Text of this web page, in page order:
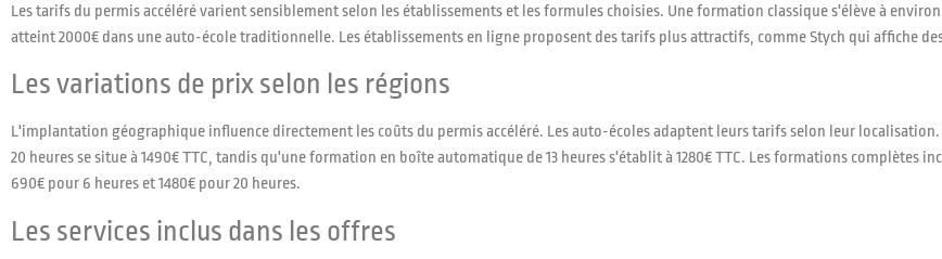
Les tarifs du permis accéléré varient sensiblement selon les établissements et les formules choisies. Une formation classique s'élève à
atteint 2000€ dans une auto-école traditionnelle. Les établissements en ligne proposent des tarifs plus attractifs, comme Stych qui affiche
Les variations de prix selon les régions
L'implantation géographique influence directement les coûts du permis accéléré. Les auto-écoles adaptent leurs tarifs selon leur
20 heures se situe à 1490€ TTC, tandis qu'une formation en boîte automatique de 13 heures s'établit à 1280€ TTC. Les formations complètes
690€ pour 6 heures et 1480€ pour 20 heures.
Les services inclus dans les offres